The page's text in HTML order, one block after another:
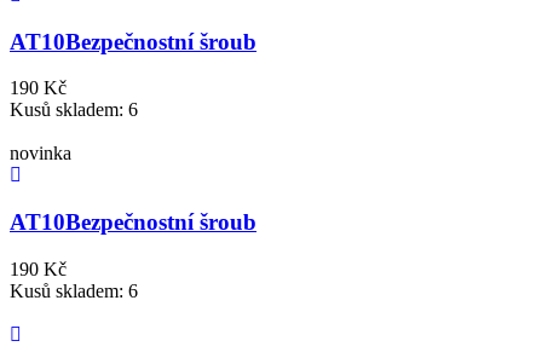
AT10Bezpečnostní šroub
190 Kč
Kusů skladem: 6
novinka
AT10Bezpečnostní šroub
190 Kč
Kusů skladem: 6